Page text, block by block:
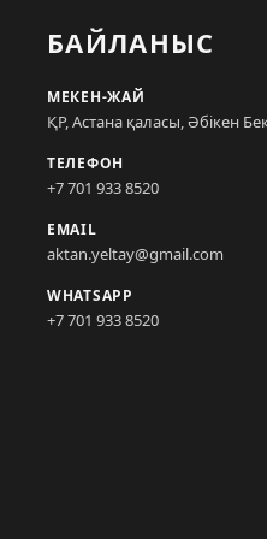
БАЙЛАНЫС
МЕКЕН-ЖАЙ
ҚР, Астана қаласы, Әбікен
ТЕЛЕФОН
+7 701 933 8520
EMAIL
aktan.yeltay@gmail.com
WHATSAPP
+7 701 933 8520